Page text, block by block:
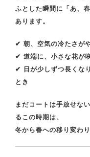
ふとした瞬間に「あ、
あります。
✔朝、空気の冷たさが
✔道端に、小さな花が
✔
日が少しずつ長くな
とき
まだコートは手放せな
るこの時期は、
冬から春への移り変わ